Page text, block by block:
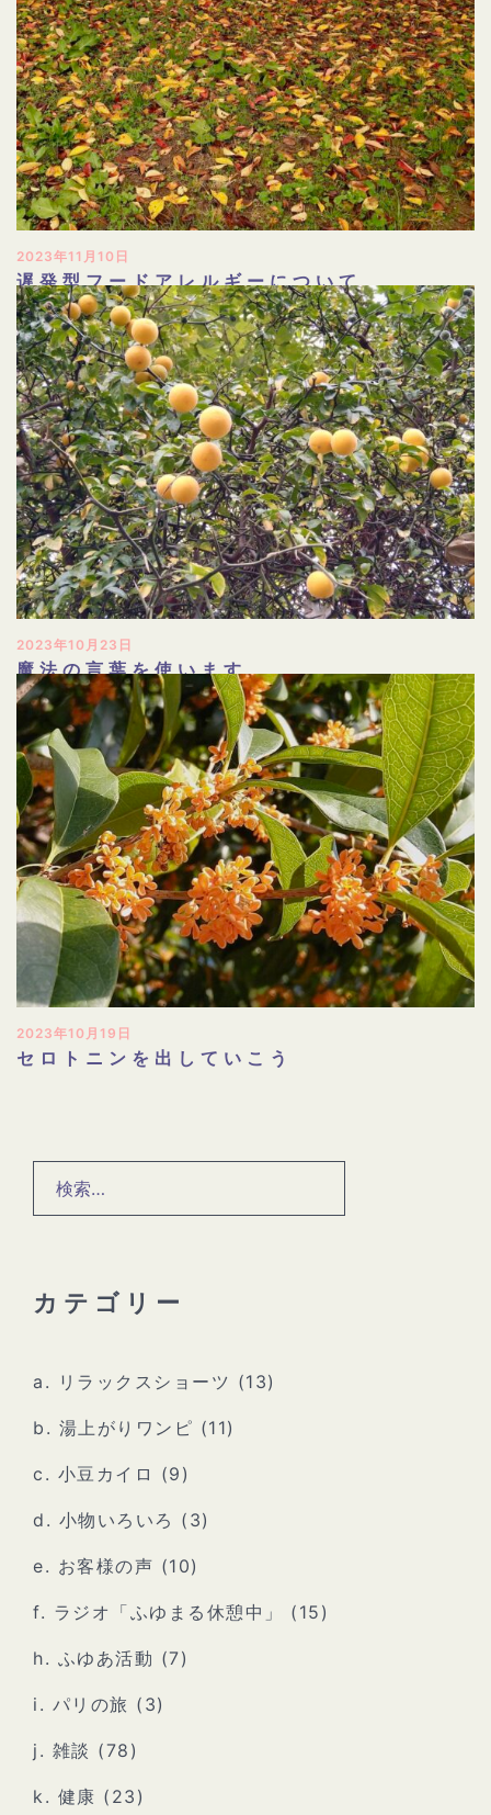
2023年11月10日
遅発型フードアレルギーについて
2023年10月23日
魔法の言葉を使います
2023年10月19日
セロトニンを出していこう
索:
カテゴリー
a. リラックスショーツ (13)
b. 湯上がりワンピ (11)
c. 小豆カイロ (9)
d. 小物いろいろ (3)
e. お客様の声 (10)
f. ラジオ「ふゆまる休憩中」 (15)
h. ふゆあ活動 (7)
i. パリの旅 (3)
j. 雑談 (78)
k. 健康 (23)